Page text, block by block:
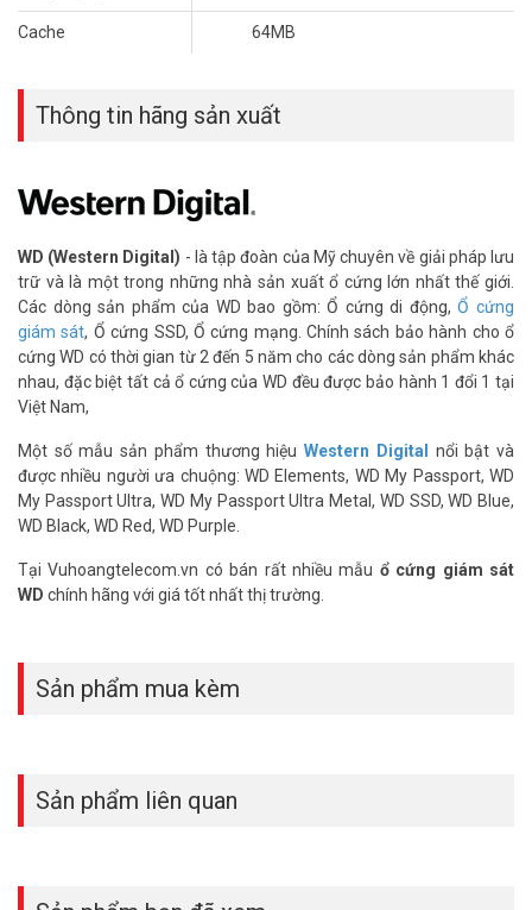
WD Purple 3TB
êm, giải nhiệt tốt bằng 70% so với ổ cứng PC thông thường. Sản
phẩm thích hợp trong hệ thống camera giám sát tại nhà và doanh
chế độ bảo hành thời gian 3 năm tại trung tâm bảo hành của WD.
Purple 3TB WD33PURZ
– Chuẩn kết nối: SATA 3 (6Gb/s).
– Dung lượng lưu trữ: 3TB.
– Kích thước / Loại: 3.5 inch.
– Công nghệ Advanced Format (AF): Có.
– Tốc độ chuẩn kết nối: 6 Gb/s.
– Tốc độ vòng quay: IntelliPower (thay đổi tùy theo mức độ truy
xuất).
– Bộ nhớ đệm: 64MB.
– Nhiệt độ hoạt động: 0 – 65°C.
– Độ ồn hoạt động (Trung bình): 24 (dBA).
– Kích thước vật lý: 26.1 x147x101.6 mm (Cao x Dài x Rộng).
– Trọng lượng: 0.64 kg.
1 đổi 1 trong 36 THÁNG đổi sản phẩm mới 100% trong 03 tháng
đầu
thiết bị lưu trữ chuyên dụng cho việc này là rất cần thiết. Bởi do tính
chất đặc thù của nhu sử dụng này đòi hỏi các thiết bị lưu trữ phải có
HỎI ĐÁP THƯỜNG GẶP – FAQ
Cache 64MB
Thông tin hãng sản xuất
WD (Western Digital) - là tập đoàn của Mỹ chuyên về giải pháp lưu
trữ và là một trong những nhà sản xuất ổ cứng lớn nhất thế giới.
Các dòng sản phẩm của WD bao gồm: Ổ cứng di động,Ổ cứng
giám sát, Ổ cứng SSD, Ổ cứng mạng. Chính sách bảo hành cho ổ
cứng WD có thời gian từ 2 đến 5 năm cho các dòng sản phẩm khác
nhau, đặc biệt tất cả ổ cứng của WD đều được bảo hành 1 đổi 1 tại
Việt Nam,
Một số mẫu sản phẩm thương hiệuWestern Digital nổi bật và
được nhiều người ưa chuộng: WD Elements, WD My Passport, WD
My Passport Ultra, WD My Passport Ultra Metal, WD SSD, WD Blue,
WD Black, WD Red, WD Purple.
Tại Vuhoangtelecom.vn có bán rất nhiều mẫu ổ cứng giám sát
WD chính hãng với giá tốt nhất thị trường.
Sản phẩm mua kèm
Sản phẩm liên quan